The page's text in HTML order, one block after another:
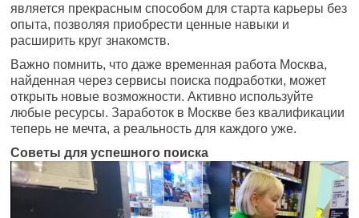
является прекрасным способом для старта карьеры без
опыта, позволяя приобрести ценные навыки и
расширить круг знакомств.
Важно помнить, что даже временная работа Москва,
найденная через сервисы поиска подработки, может
открыть новые возможности. Активно используйте
любые ресурсы. Заработок в Москве без квалификации
теперь не мечта, а реальность для каждого уже.
Советы для успешного поиска